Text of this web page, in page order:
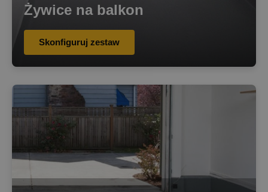
Żywice na balkon
Skonfiguruj zestaw